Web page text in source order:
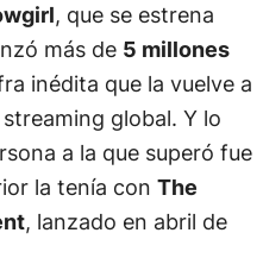
, que se estrena
más de 5 millones
inédita que la vuelve a
global. Y lo
a la que superó fue
la tenía con The
, lanzado en abril de